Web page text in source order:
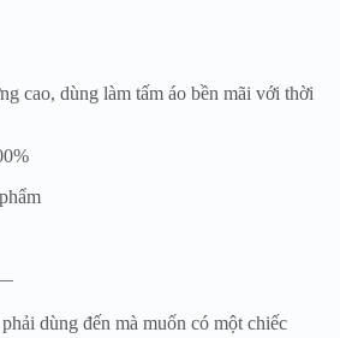
cao, dùng làm tấm áo bền mãi với thời
dùng đến mà muốn có một chiếc